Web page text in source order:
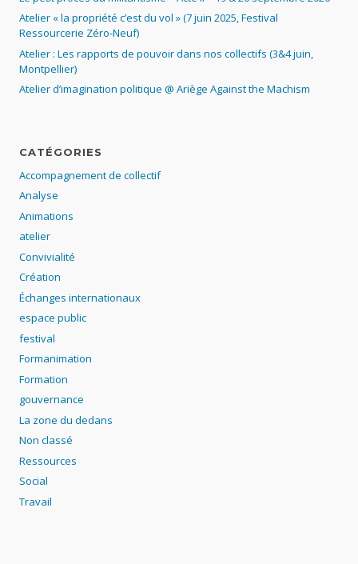
Atelier « la propriété c’est du vol » (7 juin 2025, Festival
Ressourcerie Zéro-Neuf)
Atelier : Les rapports de pouvoir dans nos collectifs (3&4 juin,
Montpellier)
Atelier d’imagination politique @ Ariège Against the Machism
CATÉGORIES
Accompagnement de collectif
Analyse
Animations
atelier
Convivialité
Création
Échanges internationaux
espace public
festival
Formanimation
Formation
gouvernance
La zone du dedans
Non classé
Ressources
Social
Travail